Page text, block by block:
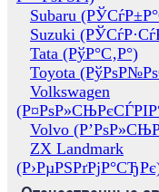
Subaru
Suzuki
Tata (РўР°С‚Р°)
Toyota
Volkswagen
Volvo
ZX Landmark